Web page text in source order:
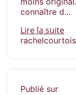
connaître d...
Lire la suite
Publié sur